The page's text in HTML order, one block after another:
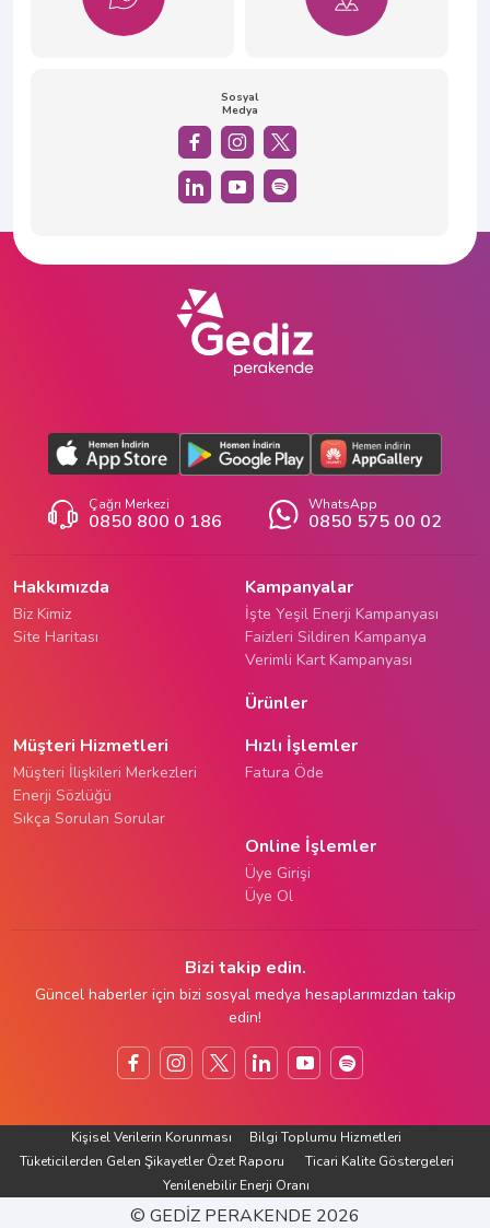
Sosyal
Medya
Çağrı Merkezi
0850 800 0 186
WhatsApp
0850 575 00 02
Bizi takip edin.
Güncel haberler için bizi sosyal medya hesaplarımızdan takip
edin!
Hakkımızda
Biz Kimiz
Site Haritası
Kampanyalar
İşte Yeşil Enerji Kampanyası
Faizleri Sildiren Kampanya
Verimli Kart Kampanyası
Ürünler
Müşteri Hizmetleri
Müşteri İlişkileri Merkezleri
Enerji Sözlüğü
Sıkça Sorulan Sorular
Hızlı İşlemler
Fatura Öde
Online İşlemler
Üye Girişi
Üye Ol
Kişisel Verilerin Korunması
Bilgi Toplumu Hizmetleri
Tüketicilerden Gelen Şikayetler Özet Raporu
Ticari Kalite Göstergeleri
Yenilenebilir Enerji Oranı
© GEDIZ PERAKENDE 2026